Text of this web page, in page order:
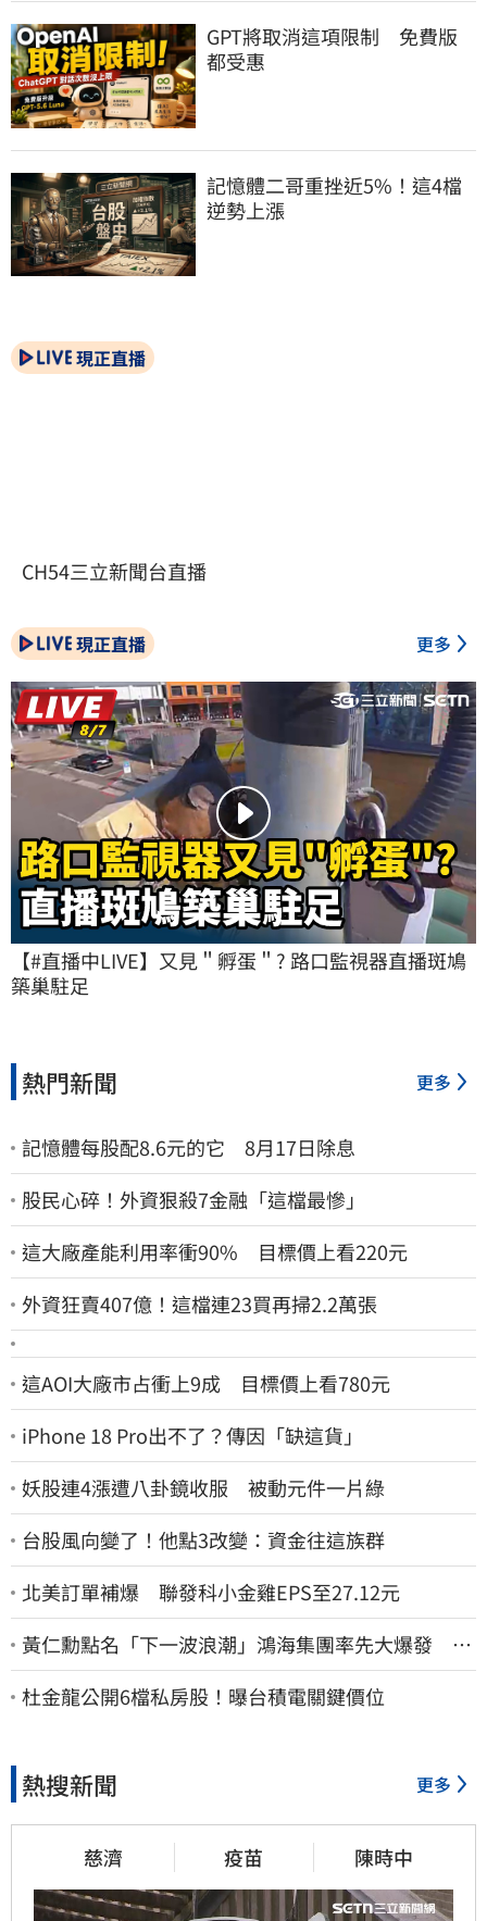
GPT將取消這項限制　免費版
都受惠
記憶體二哥重挫近5%！這4檔
逆勢上漲
現正直播
CH54三立新聞台直播
現正直播 更多
【#直播中LIVE】又見＂孵蛋＂? 路口監視器直播斑鳩
築巢駐足
熱門新聞 更多
記憶體每股配8.6元的它 8月17日除息
股民心碎！外資狠殺7金融「這檔最慘」
這大廠產能利用率衝90% 目標價上看220元
外資狂賣407億！這檔連23買再掃2.2萬張
這AOI大廠市占衝上9成 目標價上看780元
iPhone 18 Pro出不了？傳因「缺這貨」
妖股連4漲遭八卦鏡收服 被動元件一片綠
台股風向變了！他點3改變：資金往這族群
北美訂單補爆 聯發科小金雞EPS至27.12元
黃仁勳點名「下一波浪潮」鴻海集團率先大爆發 台
股這族群全面噴出
杜金龍公開6檔私房股！曝台積電關鍵價位
熱搜新聞 更多
慈濟 疫苗 陳時中